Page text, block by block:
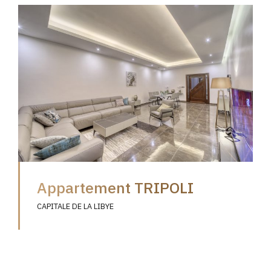
Appartement TRIPOLI
CAPITALE DE LA LIBYE